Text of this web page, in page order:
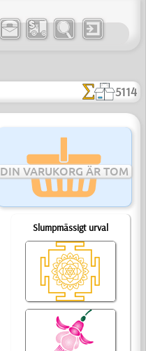
5114
DIN VARUKORG ÄR TOM
Slumpmässigt urval